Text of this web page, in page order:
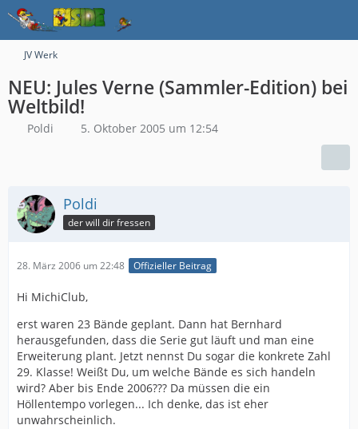
JV Werk
NEU: Jules Verne (Sammler-Edition) bei
Weltbild!
Poldi 5. Oktober 2005 um 12:54
Poldi
der will dir fressen
28. März 2006 um 22:48 Offizieller Beitrag
Hi MichiClub,
erst waren 23 Bände geplant. Dann hat Bernhard
herausgefunden, dass die Serie gut läuft und man eine
Erweiterung plant. Jetzt nennst Du sogar die konkrete Zahl
29. Klasse! Weißt Du, um welche Bände es sich handeln
wird? Aber bis Ende 2006??? Da müssen die ein
Höllentempo vorlegen... Ich denke, das ist eher
unwahrscheinlich.